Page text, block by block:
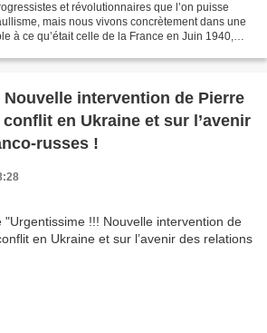
et révolutionnaires que l’on puisse
mais nous vivons concrètement dans une
à ce qu’était celle de la France en Juin 1940,
intervention de Pierre
en Ukraine et sur l’avenir
russes !